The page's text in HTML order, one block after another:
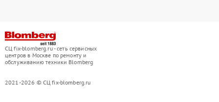
СЦ fix-blomberg.ru - сеть сервисных
центров в Москве по ремонту и
обслуживанию техники Blomberg
2021-2026 © СЦ fix-blomberg.ru